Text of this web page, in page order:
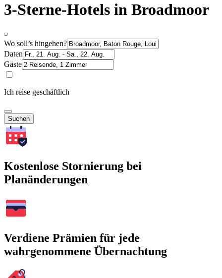
3-Sterne-Hotels in Broadmoor
Wo soll’s hingehen?
Daten
Gäste
Ich reise geschäftlich
Suchen
Kostenlose Stornierung bei
Planänderungen
Verdiene Prämien für jede
wahrgenommene Übernachtung